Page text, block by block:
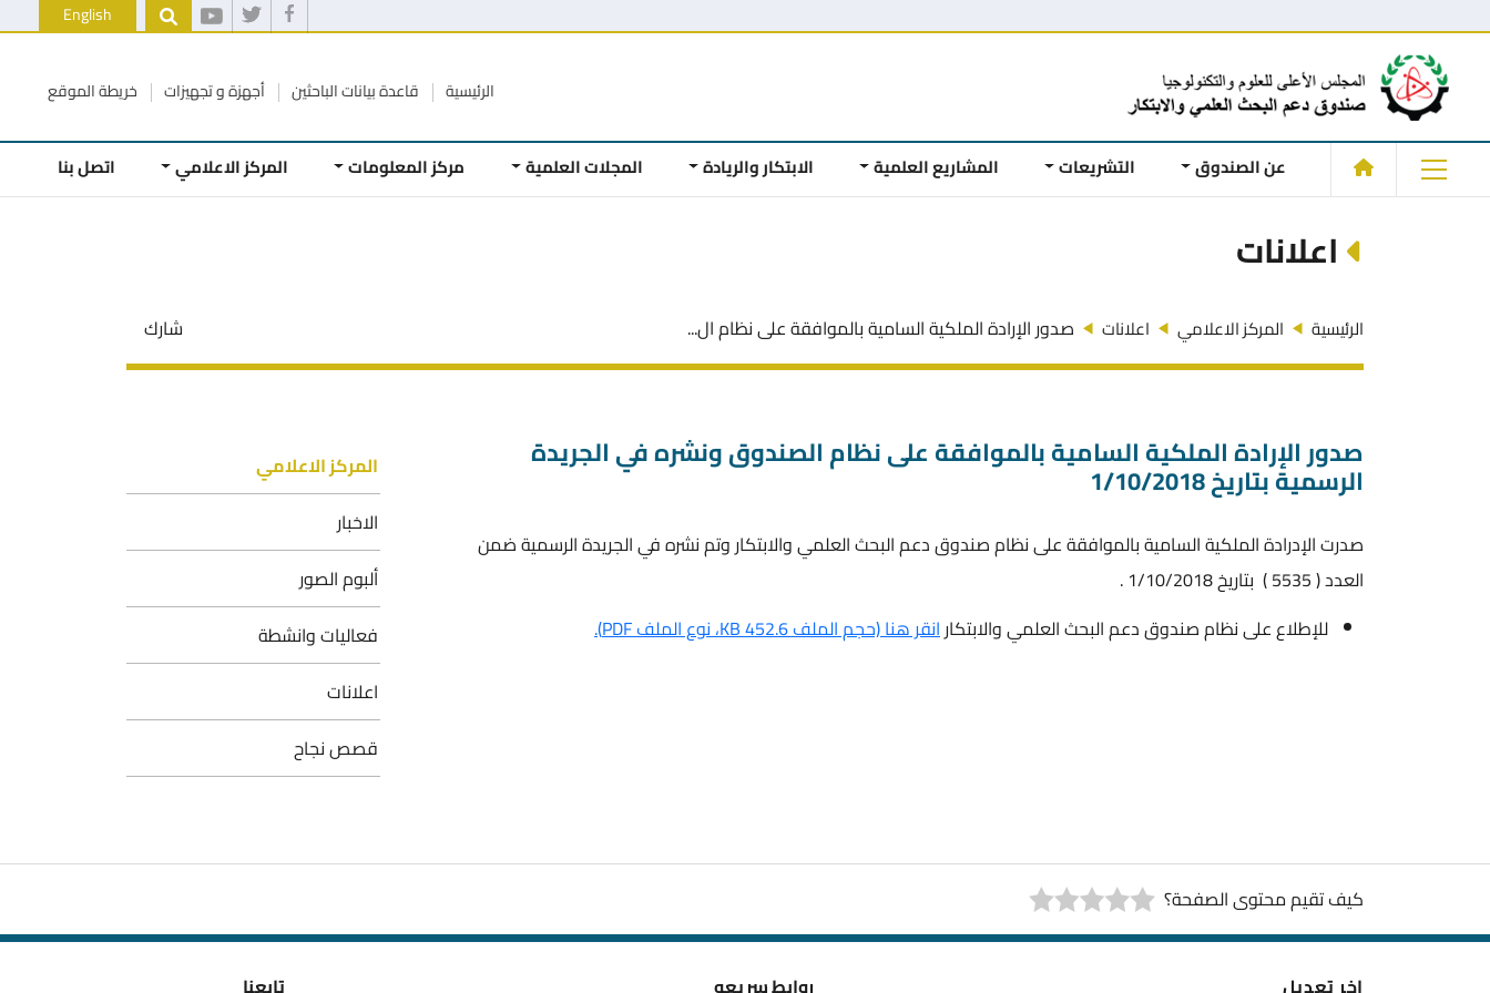
English
الرئيسية قاعدة بيانات الباحثين أجهزة و تجهيزات خريطة الموقع
عن الصندوق التشريعات المشاريع العلمية الابتكار والريادة المجلات العلمية مركز المعلومات المركز الاعلامي اتصل بنا
اعلانات
الرئيسية المركز الاعلامي اعلانات صدور الإرادة الملكية السامية بالموافقة على نظام ال... شارك
صدور الإرادة الملكية السامية بالموافقة على نظام الصندوق ونشره في الجريدة
الرسمية بتاريخ 1/10/2018
صدرت الإدرادة الملكية السامية بالموافقة على نظام صندوق دعم البحث العلمي والابتكار وتم نشره في الجريدة الرسمية ضمن
العدد ( 5535 ) بتاريخ 1/10/2018 .
للإطلاع على نظام صندوق دعم البحث العلمي والابتكارانقر هنا (حجم الملف 452.6 KB، نوع الملف PDF).
المركز الاعلامي
الاخبار
ألبوم الصور
فعاليات وانشطة
اعلانات
قصص نجاح
كيف تقيم محتوى الصفحة؟
اخر تعديل روابط سريعه تابعنا